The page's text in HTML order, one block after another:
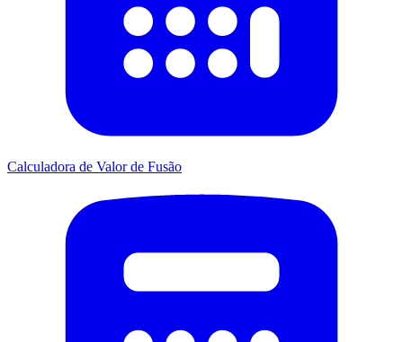
Calculadora de Valor de Fusão